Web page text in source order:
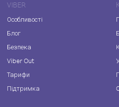
VIBER
Особливості
Блог
Безпека
Viber Out
Тарифи
Підтримка